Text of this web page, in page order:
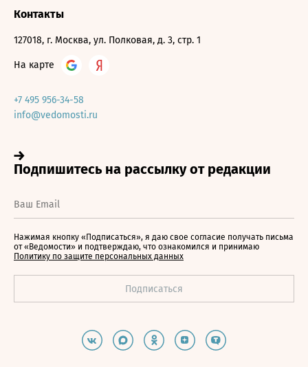
Контакты
127018, г. Москва, ул. Полковая, д. 3, стр. 1
На карте
+7 495 956-34-58
info@vedomosti.ru
Нажимая кнопку «Подписаться», я даю свое согласие получать письма
от «Ведомости» и подтверждаю, что ознакомился и принимаю
Политику по защите персональных данных